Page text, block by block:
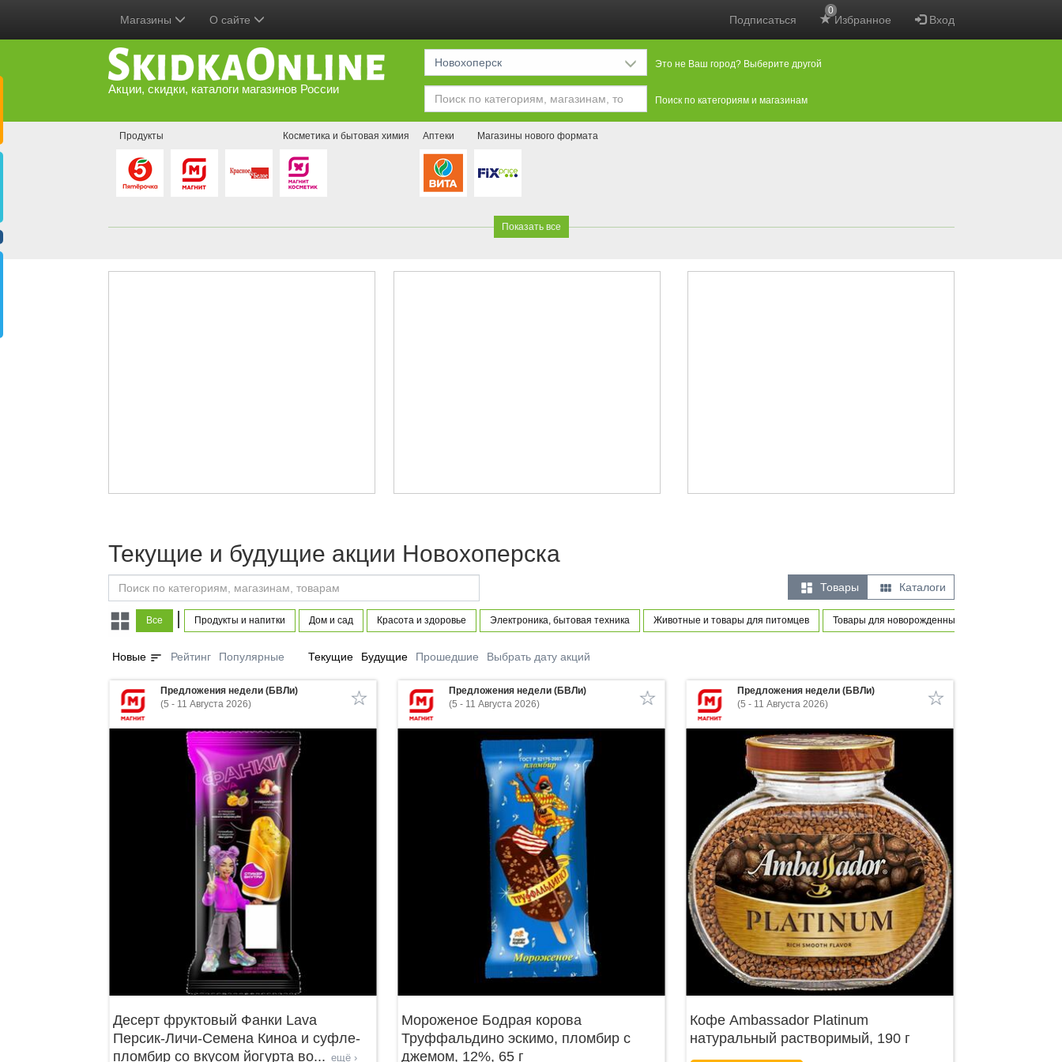
Подписаться Избранное
0
Вход
Магазины О сайте
Акции, скидки, каталоги магазинов России
Новохоперск Это не Ваш город? Выберите другой
Поиск по категориям и магазинам
Продукты Косметика и бытовая химия Аптеки Магазины нового формата
Показать все
Текущие и будущие акции Новохоперска
 Товары  Каталоги
Все | Продукты и напитки Дом и сад Красота и здоровье Электроника, бытовая техника Животные и товары для питомцев Товары для новорожденных и маленьких детей
Новые sort Рейтинг Популярные Текущие Будущие Прошедшие Выбрать дату акций
Предложения недели (БВЛи)
(5 - 11 Августа 2026)
Десерт фруктовый Фанки Lava
Персик-Личи-Семена Киноа и суфле-
пломбир со вкусом йогурта во... ещё ›
Предложения недели (БВЛи)
(5 - 11 Августа 2026)
Мороженое Бодрая корова
Труффальдино эскимо, пломбир с
джемом, 12%, 65 г
Предложения недели (БВЛи)
(5 - 11 Августа 2026)
Кофе Ambassador Platinum
натуральный растворимый, 190 г